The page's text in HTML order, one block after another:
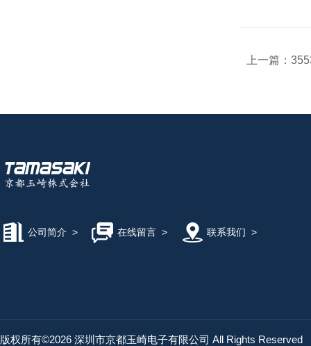
上一篇：
公司简介 > 在线留言> 联系我们 >
版权所有©2026 深圳市京都玉崎电子有限公司 All Rights Reserved